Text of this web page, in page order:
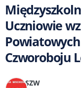
Uczniowie
Czworoboju
SZW